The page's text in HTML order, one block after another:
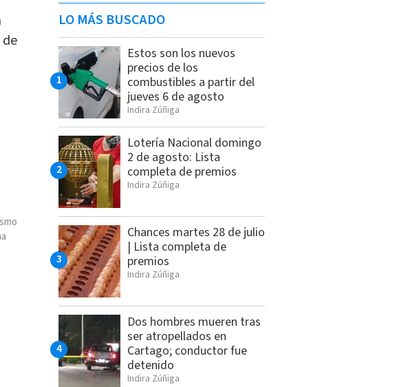
LO MÁS BUSCADO
Estos son los nuevos
precios de los
combustibles a partir del
jueves 6 de agosto
Indira Zúñiga
Lotería Nacional domingo
2 de agosto: Lista
completa de premios
Indira Zúñiga
Chances martes 28 de julio
| Lista completa de
premios
Indira Zúñiga
Dos hombres mueren tras
ser atropellados en
Cartago; conductor fue
detenido
Indira Zúñiga